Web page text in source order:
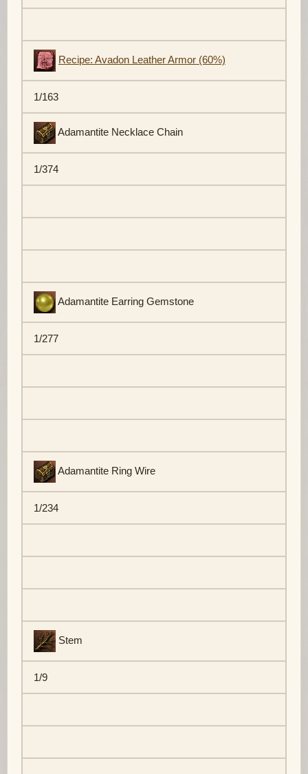
Recipe: Avadon Leather Armor (60%)
1/163
Adamantite Necklace Chain
1/374
Adamantite Earring Gemstone
1/277
Adamantite Ring Wire
1/234
Stem
1/9